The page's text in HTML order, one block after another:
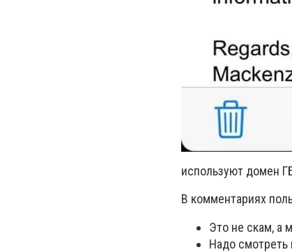
используют домен
В комментариях
Это не скам, а
Надо